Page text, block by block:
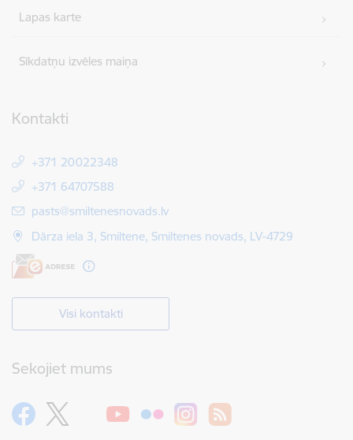
Lapas karte
Sīkdatņu izvēles maiņa
Kontakti
+371 20022348
+371 64707588
E-pasts:
pasts@smiltenesnovads.lv
Dārza iela 3, Smiltene, Smiltenes novads, LV-4729
Visi kontakti
Sekojiet mums